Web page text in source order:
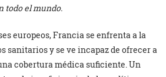
todo el mundo.
europeos, Francia se enfrenta a la
sanitarios y se ve incapaz de ofrecer a
cobertura médica suficiente. Un